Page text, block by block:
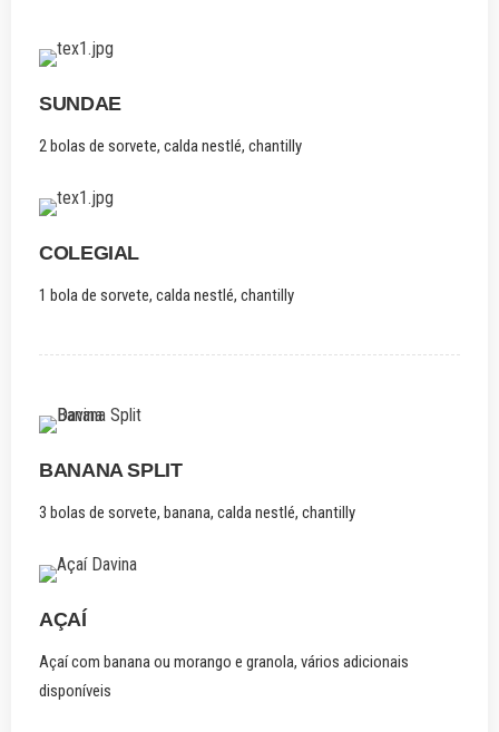
SUNDAE
2 bolas de sorvete, calda nestlé, chantilly
COLEGIAL
1 bola de sorvete, calda nestlé, chantilly
BANANA SPLIT
3 bolas de sorvete, banana, calda nestlé, chantilly
AÇAÍ
Açaí com banana ou morango e granola, vários adicionais
disponíveis